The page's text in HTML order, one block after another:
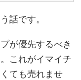
話です。
が優先するべき
これがイマイチ
ても売れませ